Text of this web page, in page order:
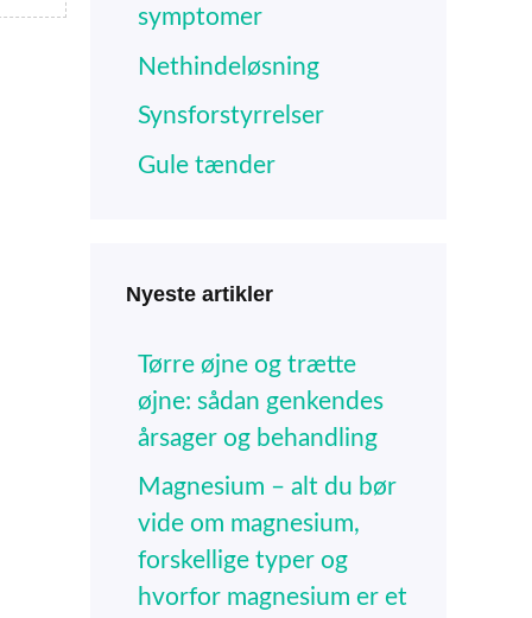
symptomer
Nethindeløsning
Synsforstyrrelser
Gule tænder
Nyeste artikler
Tørre øjne og trætte
øjne: sådan genkendes
årsager og behandling
Magnesium – alt du bør
vide om magnesium,
forskellige typer og
hvorfor magnesium er et